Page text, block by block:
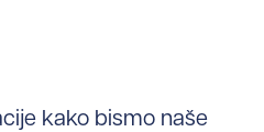
kako bismo naše